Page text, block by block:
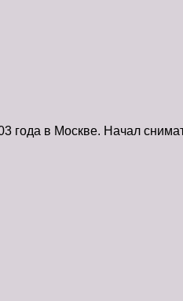
в Москве. Начал